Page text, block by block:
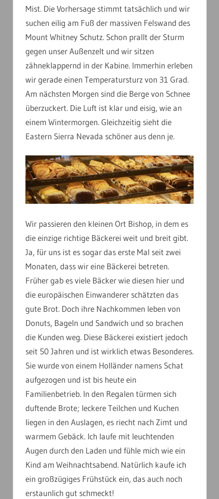
Mist. Die Vorhersage stimmt tatsächlich und wir
suchen eilig am Fuß der massiven Felswand des
Mount Whitney Schutz. Schon prallt der Sturm
gegen unser Außenzelt und wir sitzen
zähneklappernd in der Kabine. Immerhin erleben
wir gerade einen Temperatursturz von 31 Grad.
Am nächsten Morgen sind die Berge von Schnee
überzuckert. Die Luft ist klar und eisig, wie an
einem Wintermorgen. Gleichzeitig sieht die
Eastern Sierra Nevada schöner aus denn je.
Wir passieren den kleinen Ort Bishop, in dem es
die einzige richtige Bäckerei weit und breit gibt.
Ja, für uns ist es sogar das erste Mal seit zwei
Monaten, dass wir eine Bäckerei betreten.
Früher gab es viele Bäcker wie diesen hier und
die europäischen Einwanderer schätzten das
gute Brot. Doch ihre Nachkommen leben von
Donuts, Bageln und Sandwich und so brachen
die Kunden weg. Diese Bäckerei existiert jedoch
seit 50 Jahren und ist wirklich etwas Besonderes.
Sie wurde von einem Holländer namens Schat
aufgezogen und ist bis heute ein
Familienbetrieb. In den Regalen türmen sich
duftende Brote; leckere Teilchen und Kuchen
liegen in den Auslagen, es riecht nach Zimt und
warmem Gebäck. Ich laufe mit leuchtenden
Augen durch den Laden und fühle mich wie ein
Kind am Weihnachtsabend. Natürlich kaufe ich
ein großzügiges Frühstück ein, das auch noch
erstaunlich gut schmeckt!